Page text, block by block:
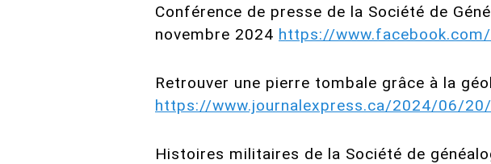
Conférence de presse de la Société de
novembre 2024 https://
Retrouver une pierre tombale grâce à la
https://www.journalexpress.ca/2024/06/
Histoires militaires de la Société de